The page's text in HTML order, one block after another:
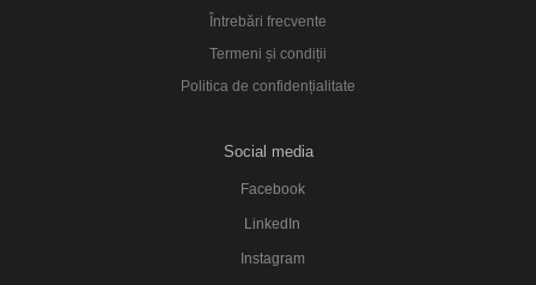
Întrebări frecvente
Termeni și condiții
Politica de confidențialitate
Social media
Facebook
LinkedIn
Instagram